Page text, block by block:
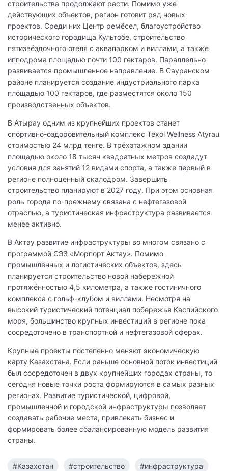
строительства продолжают расти. Помимо уже
действующих объектов, регион готовит ряд новых
проектов. Среди них Центр ремёсел, благоустройство
исторического городища Культобе, строительство
пятизвёздочного отеля с аквапарком и виллами, а также
ипподрома площадью почти 100 гектаров. Параллельно
развивается промышленное направление. В Сауранском
районе планируется создание индустриального парка
площадью 100 гектаров, где разместятся около 150
производственных объектов.
В Атырау одним из крупнейших проектов станет
спортивно-оздоровительный комплекс Texol Wellness Atyrau
стоимостью 24 млрд тенге. В трёхэтажном здании
площадью около 18 тысяч квадратных метров создадут
условия для занятий 12 видами спорта, а также первый в
регионе полноценный скалодром. Завершить
строительство планируют в 2027 году. При этом основная
роль города по-прежнему связана с нефтегазовой
отраслью, а туристическая инфраструктура развивается
менее активно.
В Актау развитие инфраструктуры во многом связано с
программой СЭЗ «Морпорт Актау». Помимо
промышленных и логистических объектов, здесь
планируется строительство новой набережной
протяжённостью 4,5 километра, а также гостиничного
комплекса с гольф-клубом и виллами. Несмотря на
высокий туристический потенциал побережья Каспийского
моря, большинство крупных инвестиций в регионе пока
сосредоточено в транспортной и нефтегазовой сферах.
Крупные проекты постепенно меняют экономическую
карту Казахстана. Если раньше основной поток инвестиций
был сосредоточен в двух крупнейших городах страны, то
сегодня новые точки роста формируются в самых разных
регионах. Развитие туристической, цифровой,
промышленной и городской инфраструктуры позволяет
создавать рабочие места, привлекать бизнес и
формировать более сбалансированную модель развития
страны.
#Казахстан #строительство #инфраструктура